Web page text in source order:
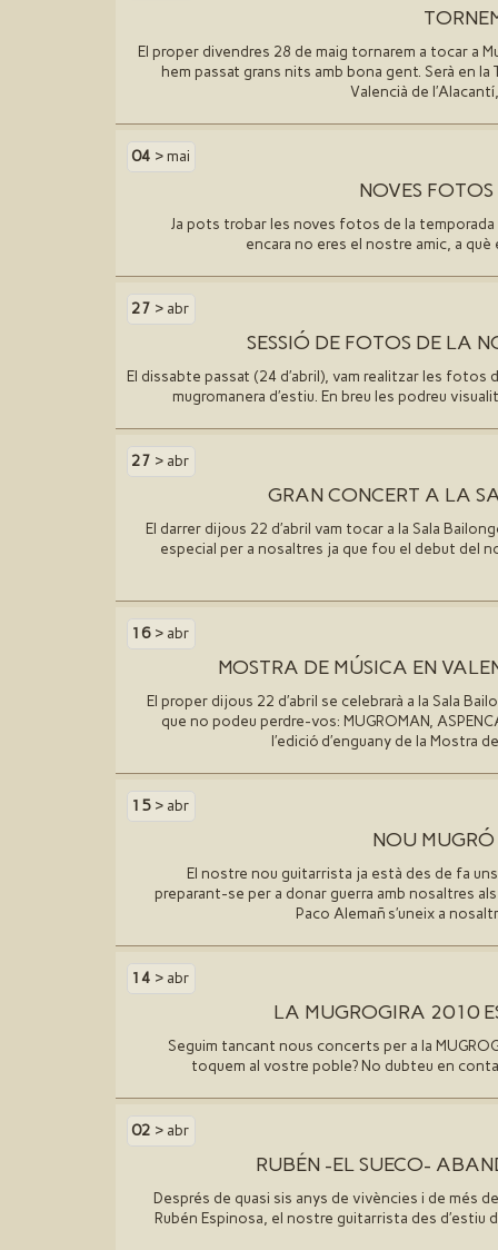
El proper divendres 28 de maig tornarem a tocar a
hem passat grans nits amb bona gent. Serà en la
Valencià de
04 > mai
NOVES
Ja pots trobar les noves fotos de la
encara no eres el nostre amic, a què
27 > abr
SESSIÓ DE FOTOS DE LA
El dissabte passat (24 d′abril), vam realitzar les fotos
mugromanera d′estiu. En breu les podreu
27 > abr
GRAN CONCERT A LA
El darrer dijous 22 d′abril vam tocar a la Sala
especial per a nosaltres ja que fou el debut del
16 > abr
MOSTRA DE MÚSICA EN
El proper dijous 22 d′abril se celebrarà a la Sala
que no podeu perdre-vos: MUGROMAN,
l′edició d′enguany de la Mostra
15 > abr
NOU
El nostre nou guitarrista ja està des de fa uns
preparant-se per a donar guerra amb nosaltres als
Paco Alemañ s′uneix a
14 > abr
LA MUGROGIRA 2010
Seguim tancant nous concerts per a la
toquem al vostre poble? No dubteu en
02 > abr
RUBÉN -EL SUECO-
Després de quasi sis anys de vivències i de més
Rubén Espinosa, el nostre guitarrista des d′estiu